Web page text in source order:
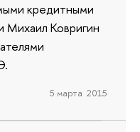
кредитными
Михаил Ковригин
5 марта 2015